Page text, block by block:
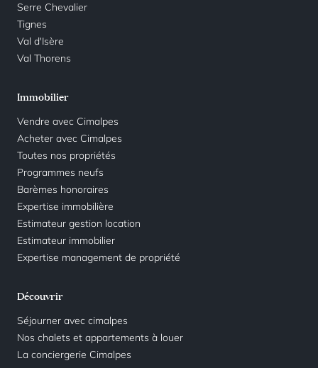
Serre Chevalier
Tignes
Val d'Isère
Val Thorens
Immobilier
Vendre avec Cimalpes
Acheter avec Cimalpes
Toutes nos propriétés
Programmes neufs
Barèmes honoraires
Expertise immobilière
Estimateur gestion location
Estimateur immobilier
Expertise management de propriété
Découvrir
Séjourner avec cimalpes
Nos chalets et appartements à louer
La conciergerie Cimalpes